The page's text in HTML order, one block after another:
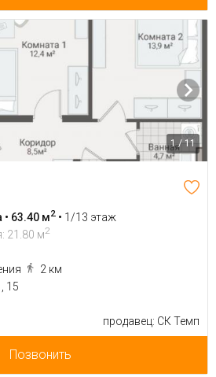
1 / 11
• 63.40 м2 • 1/13 этаж
21.80 м2
2 км
15
продавец: СК Темп
Позвонить